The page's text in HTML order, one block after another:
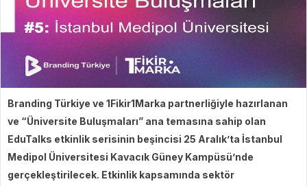
Branding Türkiye ve 1Fikir1Marka partnerliğiyle hazırlanan
ve “Üniversite Buluşmaları” ana temasına sahip olan
EduTalks etkinlik serisinin beşincisi 25 Aralık’ta İstanbul
Medipol Üniversitesi Kavacık Güney Kampüsü’nde
gerçekleştirilecek. Etkinlik kapsamında sektör